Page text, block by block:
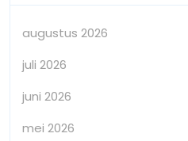
augustus 2026
juli 2026
juni 2026
mei 2026